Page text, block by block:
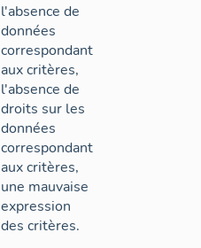
l'absence de
données
correspondant
aux critères,
l'absence de
droits sur les
données
correspondant
aux critères,
une mauvaise
expression
des critères.